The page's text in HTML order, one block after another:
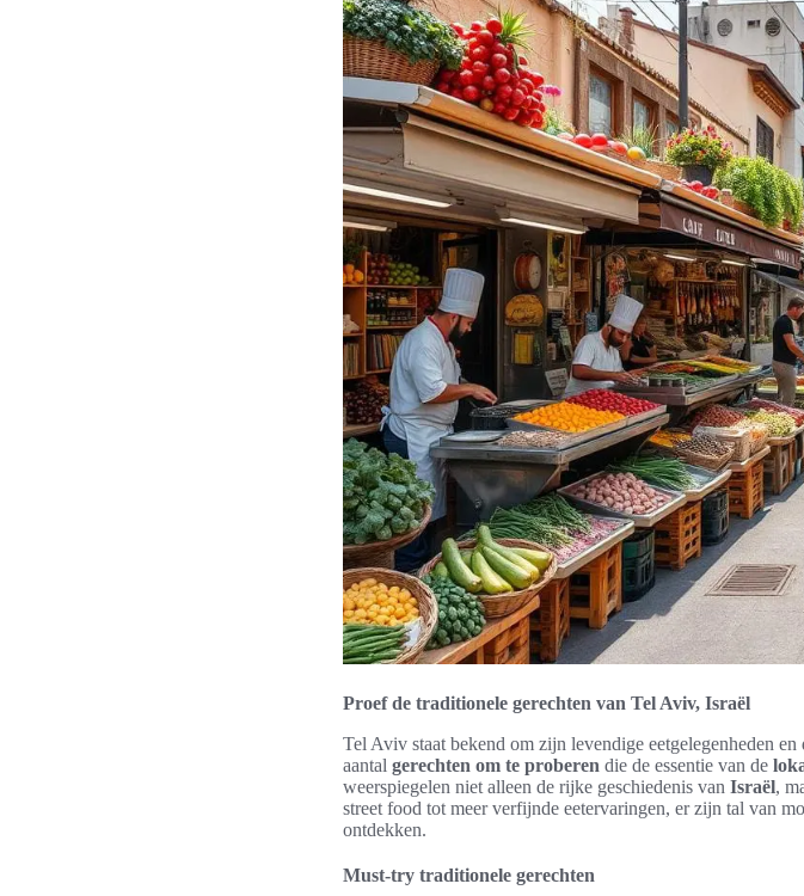
Proef de traditionele gerechten van Tel Aviv, Israël
Tel Aviv staat bekend om zijn levendige eetgelegenheden
aantal gerechten om te proberen die de essentie van de
weerspiegelen niet alleen de rijke geschiedenis van Israël,
street food tot meer verfijnde eetervaringen, er zijn tal van
ontdekken.
Must-try traditionele gerechten